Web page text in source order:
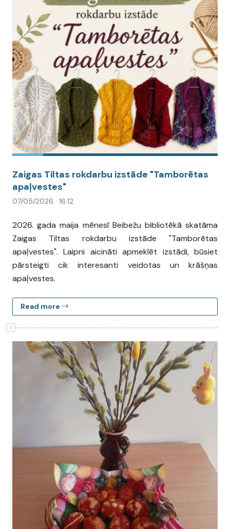
Zaigas Tiltas rokdarbu izstāde "Tamborētas
apaļvestes"
07/05/2026 · 16:12
2026. gada maija mēnesī Beibežu bibliotēkā skatāma
Zaigas Tiltas rokdarbu izstāde "Tamborētas
apaļvestes". Laipni aicināti apmeklēt izstādi, būsiet
pārsteigti cik interesanti veidotas un krāšņas
apaļvestes.
Read more